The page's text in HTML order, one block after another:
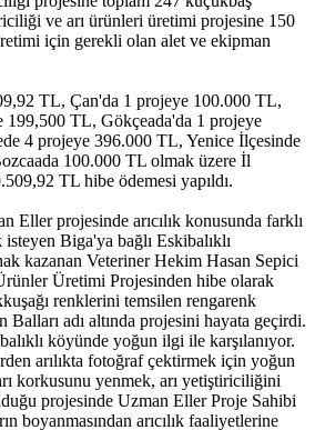
ve arı ürünleri üretimi projesine 150
için gerekli olan alet ve ekipman
TL, Çan'da 1 projeye 100.000 TL,
199,500 TL, Gökçeada'da 1 projeye
4 projeye 396.000 TL, Yenice İlçesinde
100.000 TL olmak üzere İl
TL hibe ödemesi yapıldı.
Eller projesinde arıcılık konusunda farklı
isteyen Biga'ya bağlı Eskibalıklı
kazanan Veteriner Hekim Hasan Sepici
Üretimi Projesinden hibe olarak
renklerini temsilen rengarenk
adı altında projesini hayata geçirdi.
köyünde yoğun ilgi ile karşılanıyor.
arılıkta fotoğraf çektirmek için yoğun
korkusunu yenmek, arı yetiştiriciliğini
projesinde Uzman Eller Proje Sahibi
boyanmasından arıcılık faaliyetlerine